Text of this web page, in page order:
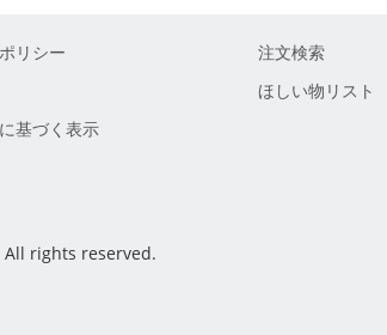
リシー
基づく表示
注文検索
ほしい物リスト
All rights reserved.